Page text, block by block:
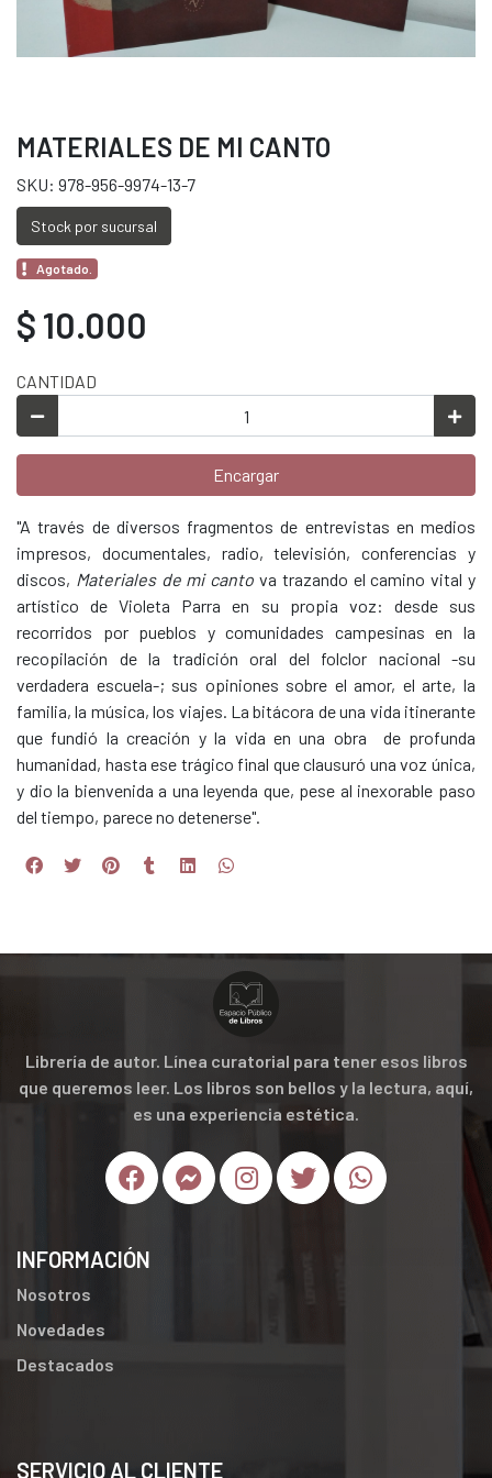
MATERIALES DE MI CANTO
SKU: 978-956-9974-13-7
Stock por sucursal
Agotado.
$ 10.000
CANTIDAD
Encargar
"A través de diversos fragmentos de entrevistas en medios
impresos, documentales, radio, televisión, conferencias y
discos, Materiales de mi cantova trazando el camino vital y
artístico de Violeta Parra en su propia voz: desde sus
recorridos por pueblos y comunidades campesinas en la
recopilación de la tradición oral del folclor nacional -su
verdadera escuela-; sus opiniones sobre el amor, el arte, la
familia, la música, los viajes. La bitácora de una vida itinerante
que fundió la creación y la vida en una obra de profunda
humanidad, hasta ese trágico final que clausuró una voz única,
y dio la bienvenida a una leyenda que, pese al inexorable paso
del tiempo, parece no detenerse".
Librería de autor. Línea curatorial para tener esos libros
que queremos leer. Los libros son bellos y la lectura, aquí,
es una experiencia estética.
INFORMACIÓN
Nosotros
Novedades
Destacados
SERVICIO AL CLIENTE